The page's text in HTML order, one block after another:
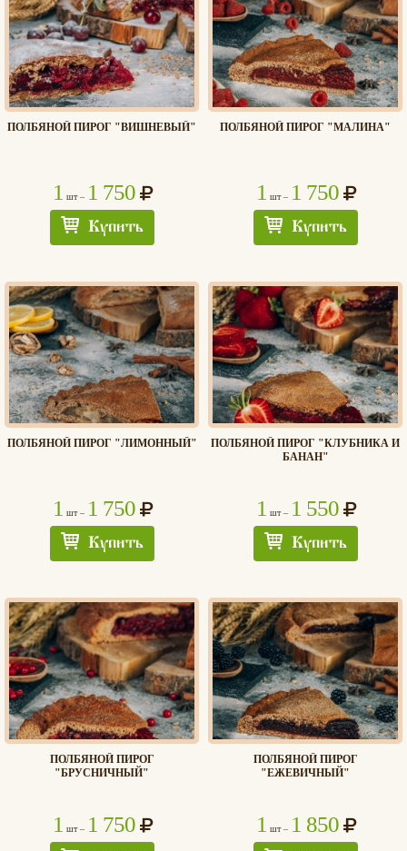
ПОЛБЯНОЙ ПИРОГ "ВИШНЕВЫЙ"
1 шт – 1 750
Купить
ПОЛБЯНОЙ ПИРОГ "МАЛИНА"
1 шт – 1 750
Купить
ПОЛБЯНОЙ ПИРОГ "ЛИМОННЫЙ"
1 шт – 1 750
Купить
ПОЛБЯНОЙ ПИРОГ "КЛУБНИКА И
БАНАН"
1 шт – 1 550
Купить
ПОЛБЯНОЙ ПИРОГ
"БРУСНИЧНЫЙ"
1 шт – 1 750
ПОЛБЯНОЙ ПИРОГ
"ЕЖЕВИЧНЫЙ"
1 шт – 1 850